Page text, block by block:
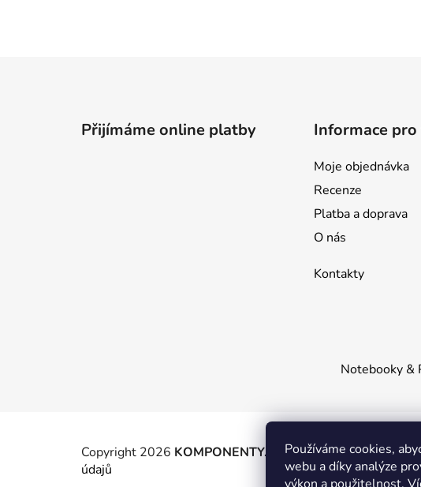
Používáme cookies,
webu a díky analýze
Přijímáme online platby Informace pro
Moje objednávka
Recenze
Platba a doprava
O nás
Kontakty
Notebooky &
Copyright 2026 KOMPONENTY.NET / WIZIT.EU. Všechna
údajů